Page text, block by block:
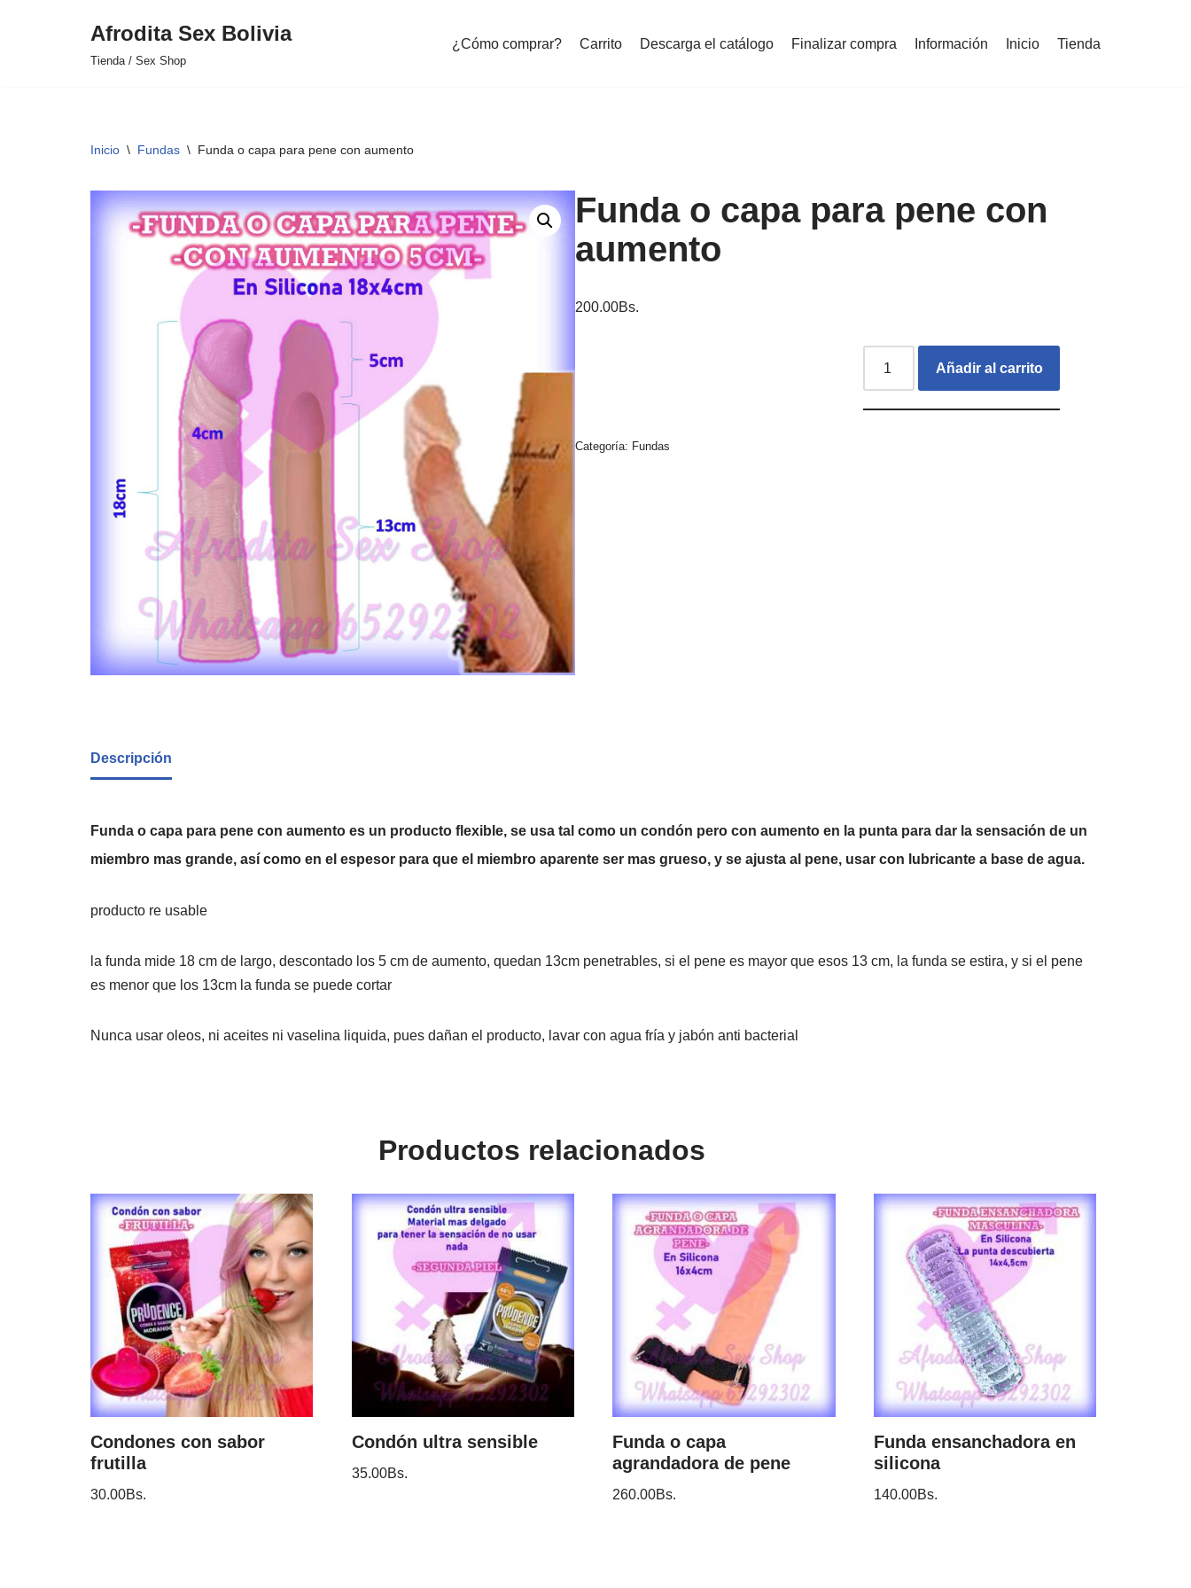
Afrodita Sex Bolivia
Tienda / Sex Shop
¿Cómo comprar? Carrito Descarga el catálogo Finalizar compra Información Inicio Tienda
Inicio \ Fundas \ Funda o capa para pene con aumento
Funda o capa para pene con
aumento
200.00Bs.
Añadir al carrito
Categoría: Fundas
Descripción
Funda o capa para pene con aumento es un producto flexible, se usa tal como un condón pero con aumento en la punta para dar la sensación de un
miembro mas grande, así como en el espesor para que el miembro aparente ser mas grueso, y se ajusta al pene, usar con lubricante a base de agua.
producto re usable
la funda mide 18 cm de largo, descontado los 5 cm de aumento, quedan 13cm penetrables, si el pene es mayor que esos 13 cm, la funda se estira, y si el pene
es menor que los 13cm la funda se puede cortar
Nunca usar oleos, ni aceites ni vaselina liquida, pues dañan el producto, lavar con agua fría y jabón anti bacterial
Productos relacionados
Condones con sabor
frutilla
30.00Bs.
Condón ultra sensible
35.00Bs.
Funda o capa
agrandadora de pene
260.00Bs.
Funda ensanchadora en
silicona
140.00Bs.